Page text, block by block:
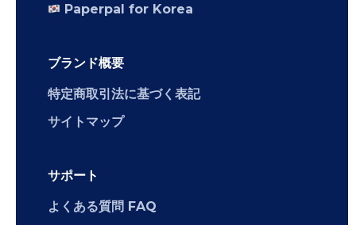
Paperpal for Korea
ブランド概要
特定商取引法に基づく表記
サイトマップ
サポート
よくある質問 FAQ